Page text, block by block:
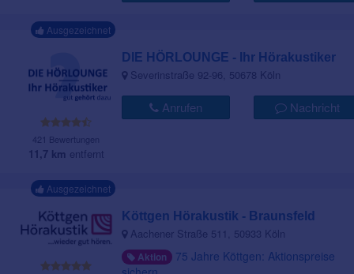
Ausgezeichnet
421 Bewertungen
11,7 km entfernt
DIE HÖRLOUNGE - Ihr Hörakustiker
Severinstraße 92-96, 50678 Köln
Anrufen Nachricht
Ausgezeichnet
Köttgen Hörakustik - Braunsfeld
Aachener Straße 511, 50933 Köln
Aktion 75 Jahre Köttgen: Aktionspreise